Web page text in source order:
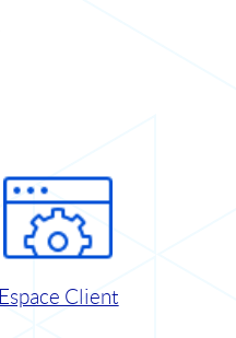
Espace Client